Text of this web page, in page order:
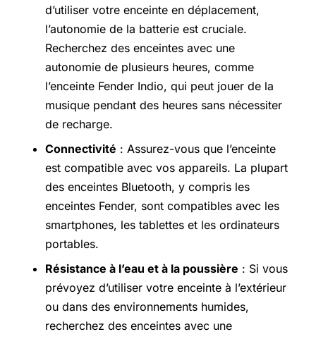
d’utiliser votre enceinte en déplacement,
l’autonomie de la batterie est cruciale.
Recherchez des enceintes avec une
autonomie de plusieurs heures, comme
l’enceinte Fender Indio, qui peut jouer de la
musique pendant des heures sans nécessiter
de recharge.
Connectivité : Assurez-vous que l’enceinte
est compatible avec vos appareils. La plupart
des enceintes Bluetooth, y compris les
enceintes Fender, sont compatibles avec les
smartphones, les tablettes et les ordinateurs
portables.
Résistance à l’eau et à la poussière : Si vous
prévoyez d’utiliser votre enceinte à l’extérieur
ou dans des environnements humides,
recherchez des enceintes avec une